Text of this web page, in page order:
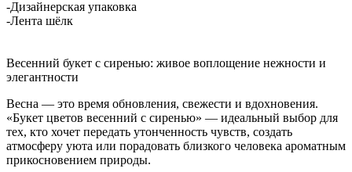
-Дизайнерская упаковка
-Лента шёлк
Весенний букет с сиренью: живое воплощение нежности и
элегантности
Весна — это время обновления, свежести и вдохновения.
«Букет цветов весенний с сиренью» — идеальный выбор для
тех, кто хочет передать утонченность чувств, создать
атмосферу уюта или порадовать близкого человека ароматным
прикосновением природы.